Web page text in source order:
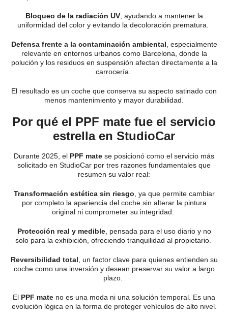
Bloqueo de la radiación UV, ayudando a mantener la
uniformidad del color y evitando la decoloración prematura.
Defensa frente a la contaminación ambiental , especialmente
relevante en entornos urbanos como Barcelona, donde la
polución y los residuos en suspensión afectan directamente a la
carrocería.
El resultado es un coche que conserva su aspecto satinado con
menos mantenimiento y mayor durabilidad.
Por qué el PPF mate fue el servicio
estrella en StudioCar
Durante 2025, el PPF mate se posicionó como el servicio más
solicitado en StudioCar por tres razones fundamentales que
resumen su valor real:
Transformación estética sin riesgo , ya que permite cambiar
por completo la apariencia del coche sin alterar la pintura
original ni comprometer su integridad.
Protección real y medible, pensada para el uso diario y no
solo para la exhibición, ofreciendo tranquilidad al propietario.
Reversibilidad total , un factor clave para quienes entienden su
coche como una inversión y desean preservar su valor a largo
plazo.
El PPF mate no es una moda ni una solución temporal. Es una
evolución lógica en la forma de proteger vehículos de alto nivel.